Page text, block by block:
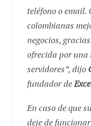
teléfono o email.
colombianas
negocios,
ofrecida por
servidores
”, dijo
fundador de
En caso de que
deje de